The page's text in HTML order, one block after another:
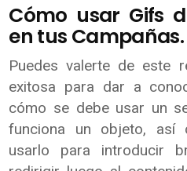
Cómo usar Gifs
en tus Campañas.
Puedes valerte de este
exitosa para dar a
cómo se debe usar un
funciona un objeto, así
usarlo para introducir